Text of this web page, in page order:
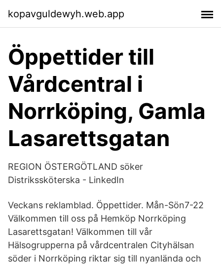
kopavguldewyh.web.app
Öppettider till
Vårdcentral i
Norrköping, Gamla
Lasarettsgatan
REGION ÖSTERGÖTLAND söker
Distrikssköterska - LinkedIn
Veckans reklamblad. Öppettider. Mån-Sön7-22
Välkommen till oss på Hemköp Norrköping
Lasarettsgatan! Välkommen till vår
Hälsogrupperna på vårdcentralen Cityhälsan
söder i Norrköping riktar sig till nyanlända och